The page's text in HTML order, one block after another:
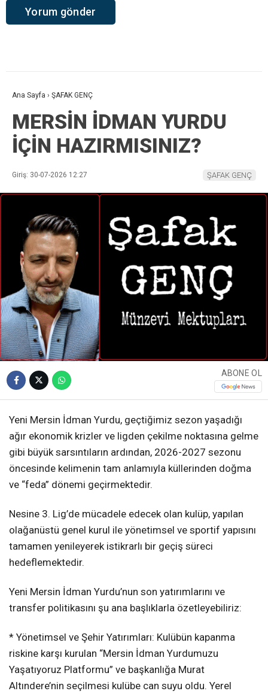
Ana Sayfa › ŞAFAK GENÇ
MERSİN İDMAN YURDU
İÇİN HAZIRMISINIZ?
Giriş: 30-07-2026 12:27 ŞAFAK GENÇ
ABONE OL
Yeni Mersin İdman Yurdu, geçtiğimiz sezon yaşadığı
ağır ekonomik krizler ve ligden çekilme noktasına gelme
gibi büyük sarsıntıların ardından, 2026-2027 sezonu
öncesinde kelimenin tam anlamıyla küllerinden doğma
ve “feda” dönemi geçirmektedir.
Nesine 3. Lig’de mücadele edecek olan kulüp, yapılan
olağanüstü genel kurul ile yönetimsel ve sportif yapısını
tamamen yenileyerek istikrarlı bir geçiş süreci
hedeflemektedir.
Yeni Mersin İdman Yurdu’nun son yatırımlarını ve
transfer politikasını şu ana başlıklarla özetleyebiliriz:
* Yönetimsel ve Şehir Yatırımları: Kulübün kapanma
riskine karşı kurulan “Mersin İdman Yurdumuzu
Yaşatıyoruz Platformu” ve başkanlığa Murat
Altındere’nin seçilmesi kulübe can suyu oldu. Yerel